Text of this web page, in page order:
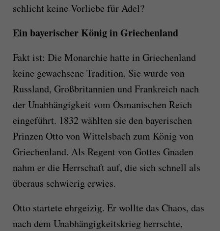
schlicht keine Vorliebe für Adel?
Ein bayerischer König in Griechenland
Fakt ist: Die Monarchie hatte in Griechenland
keine gewachsene Tradition. Sie wurde von
Russland, Großbritannien und Frankreich nach
der Unabhängigkeit vom Osmanischen Reich
eingeführt. 1832 wählten sie den bayerischen
Prinzen Otto von Wittelsbach zum König von
Griechenland. Als Regent von Gottes Gnaden
nahm er die Herrschaft auf, die sich schnell als
überaus schwierig erwies.
Otto startete ehrgeizig. Er wollte das Chaos, das
nach dem Unabhängigkeitskrieg herrschte,